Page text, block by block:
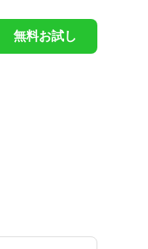
無料お試し